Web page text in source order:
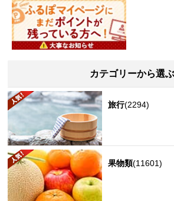
カテゴリーから選ぶ
旅行(2294)
果物類(11601)